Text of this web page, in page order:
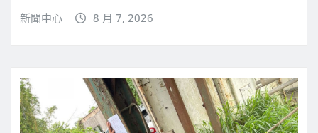
新聞中心 8 月 7, 2026